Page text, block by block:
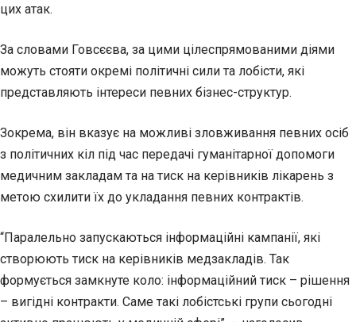
цих атак.
За словами Говсєєва, за цими цілеспрямованими діями
можуть стояти окремі політичні сили та лобісти, які
представляють інтереси певних бізнес-структур.
Зокрема, він вказує на можливі зловживання певних осіб
з політичних кіл під час передачі гуманітарної допомоги
медичним закладам та на тиск на керівників лікарень з
метою схилити їх до укладання певних контрактів.
“Паралельно запускаються інформаційні кампанії, які
створюють тиск на керівників медзакладів. Так
формується замкнуте коло: інформаційний тиск – рішення
– вигідні контракти. Саме такі лобістські групи сьогодні